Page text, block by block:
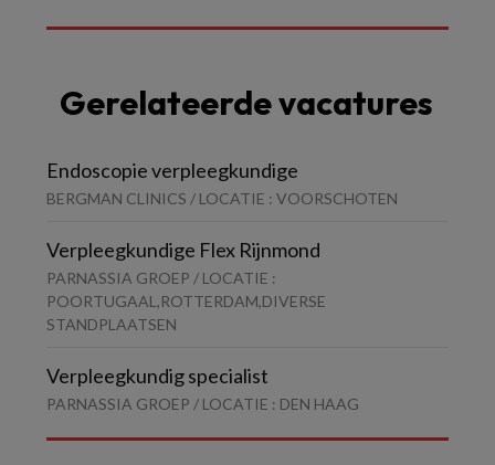
Gerelateerde vacatures
Endoscopie verpleegkundige
BERGMAN CLINICS / LOCATIE : VOORSCHOTEN
Verpleegkundige Flex Rijnmond
PARNASSIA GROEP / LOCATIE :
POORTUGAAL,ROTTERDAM,DIVERSE
STANDPLAATSEN
Verpleegkundig specialist
PARNASSIA GROEP / LOCATIE : DEN HAAG